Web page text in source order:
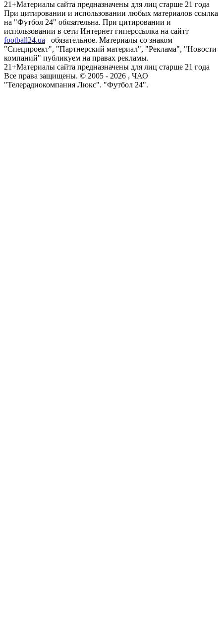
21+Материалы сайта предназначены для лиц старше 21 года
При цитировании и использовании любых материалов ссылка
на "Футбол 24" обязательна. При цитировании и
использовании в сети Интернет гиперссылка на сайтт
football24.ua
обязательное. Материалы со знаком
"Спецпроект", "Партнерский материал", "Реклама", "Новости
компаний" публикуем на правах рекламы.
21+Материалы сайта предназначены для лиц старше 21 года
Все права защищены. © 2005 - 2026 , ЧАО
"Телерадиокомпания Люкс". "Футбол 24".